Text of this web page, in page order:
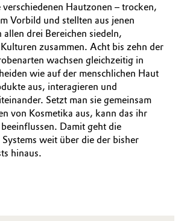
verschiedenen Hautzonen – trocken,
Vorbild und stellten aus jenen
allen drei Bereichen siedeln,
zusammen. Acht bis zehn der
wachsen gleichzeitig in
wie auf der menschlichen Haut
aus, interagieren und
Setzt man sie gemeinsam
von Kosmetika aus, kann das ihr
Damit geht die
weit über die der bisher
hinaus.